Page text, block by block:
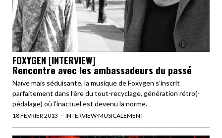
FOXYGEN [INTERVIEW]
Rencontre avec les ambassadeurs du passé
Naïve mais séduisante, la musique de Foxygen s’inscrit
parfaitement dans l’ère du tout-recyclage, génération rétro(-
pédalage) où l’inactuel est devenu la norme.
18 FÉVRIER 2013 INTERVIEW·MUSICALEMENT